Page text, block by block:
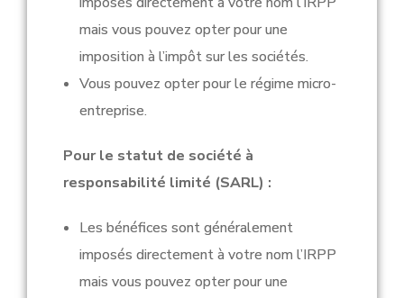
mais vous pouvez opter pour une
imposition à l’impôt sur les sociétés.
Vous pouvez opter pour le régime micro-
entreprise.
Pour le statut de société à
responsabilité limité (SARL) :
Les bénéfices sont généralement
imposés directement à votre nom l’IRPP
mais vous pouvez opter pour une